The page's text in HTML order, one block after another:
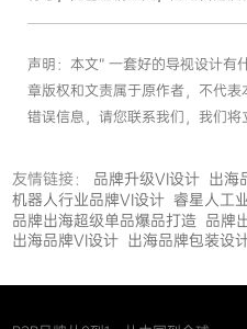
声明：本文“ 一套好的导视设计有
章版权和文责属于原作者，不代
错误信息，请您联系我们，我们将
友情链接： 品牌升级VI设计 出海
机器人行业品牌VI设计 睿星人工
品牌出海超级单品爆品打造 品牌
出海品牌VI设计 出海品牌包装设